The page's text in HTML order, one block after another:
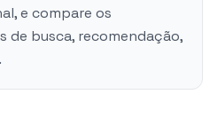
e compare os
de busca, recomendação,